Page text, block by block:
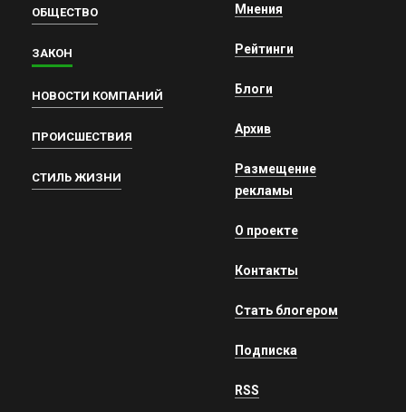
ОБЩЕСТВО
ЗАКОН
НОВОСТИ КОМПАНИЙ
ПРОИСШЕСТВИЯ
СТИЛЬ ЖИЗНИ
Мнения
Рейтинги
Блоги
Архив
Размещение
рекламы
О проекте
Контакты
Стать блогером
Подписка
RSS